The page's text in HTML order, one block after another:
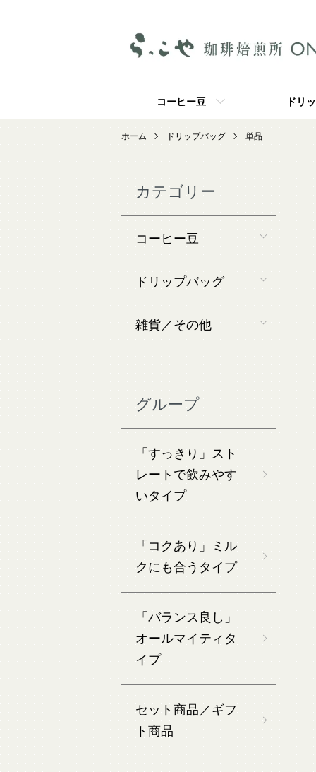
コーヒー豆 ドリ
ホーム ドリップバッグ 単品
カテゴリー
コーヒー豆
ドリップバッグ
雑貨／その他
グループ
「すっきり」スト
レートで飲みやす
いタイプ
「コクあり」ミル
クにも合うタイプ
「バランス良し」
オールマイティタ
イプ
セット商品／ギフ
ト商品